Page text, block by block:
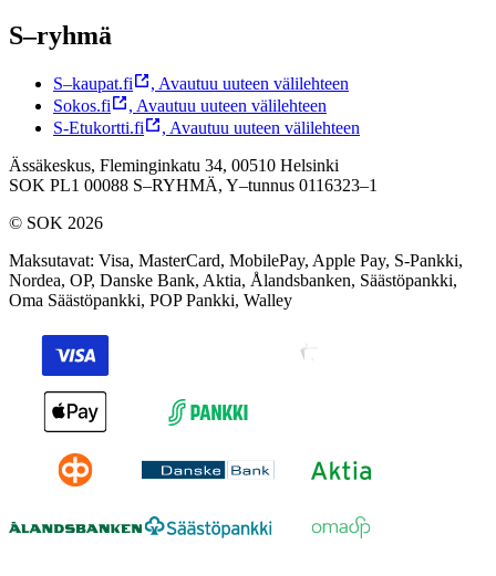
S–ryhmä
S–kaupat.fi , Avautuu uuteen välilehteen
Sokos.fi
, Avautuu uuteen välilehteen
S-Etukortti.fi
, Avautuu uuteen välilehteen
Ässäkeskus, Fleminginkatu 34, 00510 Helsinki
SOK PL1 00088 S–RYHMÄ, Y–tunnus 0116323–1
© SOK 2026
Maksutavat: Visa, MasterCard, MobilePay, Apple Pay, S-Pankki,
Nordea, OP, Danske Bank, Aktia, Ålandsbanken, Säästöpankki,
Oma Säästöpankki, POP Pankki, Walley